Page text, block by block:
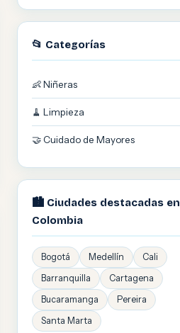
📂 Categorías
👶 Niñeras
🧹 Limpieza
🤝 Cuidado de Mayores
🏙️ Ciudades destacadas en
Colombia
Bogotá Medellín
Cali
Barranquilla
Cartagena
Bucaramanga
Pereira
Santa Marta